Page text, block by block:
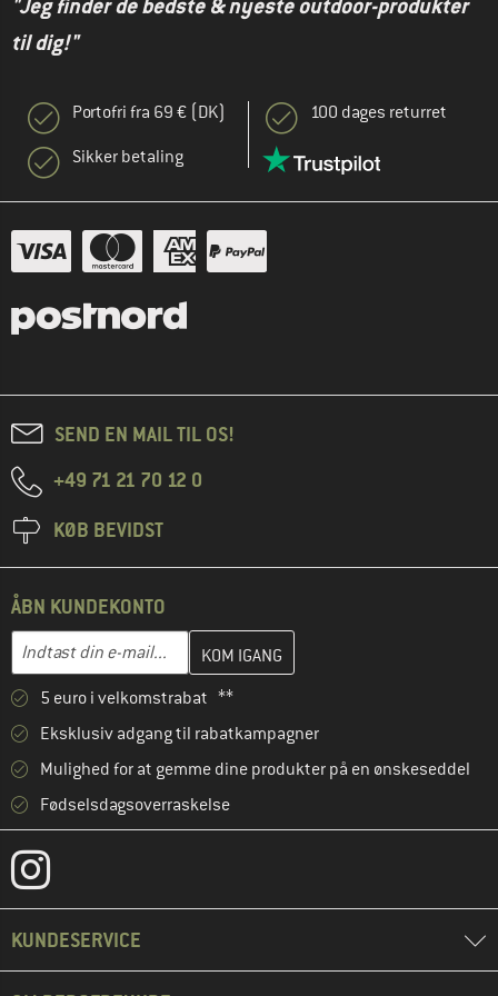
"Jeg finder de bedste & nyeste outdoor-produkter
til dig!"
Portofri fra 69 € (DK)
Sikker betaling
100 dages returret
SEND EN MAIL TIL OS!
+49 71 21 70 12 0
KØB BEVIDST
ÅBN KUNDEKONTO
E-mail-adresse
Indtast din e-mailadresse her, og opret i næste trin din
5 euro i velkomstrabat **
Eksklusiv adgang til rabatkampagner
Mulighed for at gemme dine produkter på en ønskeseddel
Fødselsdagsoverraskelse
KUNDESERVICE